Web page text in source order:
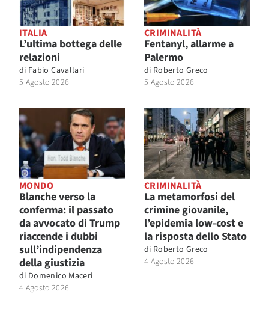
ITALIA
L’ultima bottega delle
relazioni
di Fabio Cavallari
5 Agosto 2026
CRIMINALITÀ
Fentanyl, allarme a
Palermo
di Roberto Greco
5 Agosto 2026
MONDO
Blanche verso la
conferma: il passato
da avvocato di Trump
riaccende i dubbi
sull’indipendenza
della giustizia
di Domenico Maceri
4 Agosto 2026
CRIMINALITÀ
La metamorfosi del
crimine giovanile,
l’epidemia low-cost e
la risposta dello Stato
di Roberto Greco
4 Agosto 2026